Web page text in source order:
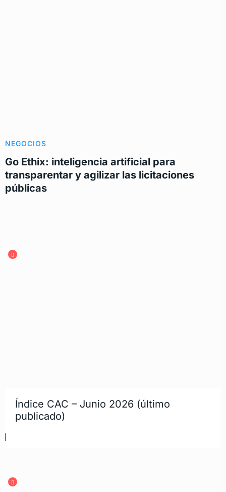
NEGOCIOS
Go Ethix: inteligencia artificial para
transparentar y agilizar las licitaciones
públicas
Índice CAC – Junio 2026 (último
publicado)